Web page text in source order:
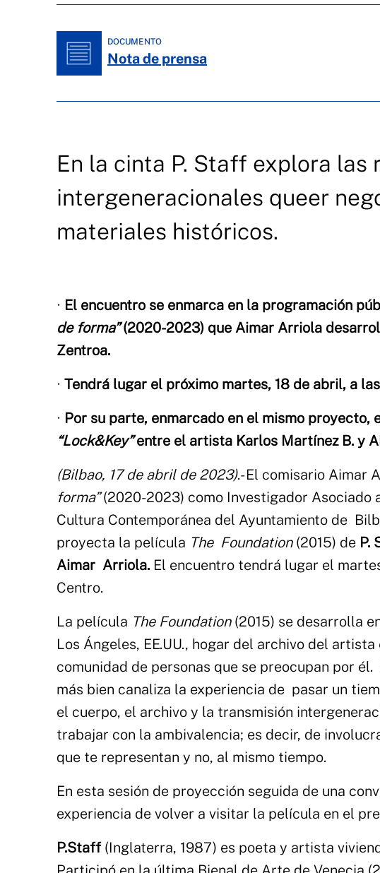
DOCUMENTO
Nota de prensa
En la cinta P. Staff explora las
intergeneracionales queer
materiales históricos.
∙ El encuentro se enmarca en la programación
de forma”(2020-2023) que Aimar Arriola
Zentroa.
∙ Tendrá lugar el próximo martes, 18 de abril, a
∙ Por su parte, enmarcado en el mismo
“Lock&Key”entre el artista Karlos Martínez B. y
(Bilbao, 17 de abril de 2023).-El comisario Aimar
forma”(2020-2023) como Investigador Asociado
Cultura Contemporánea del Ayuntamiento de
proyecta la película The Foundation (2015) de P.
Aimar Arriola. El encuentro tendrá lugar el
Centro.
La película The Foundation (2015) se desarrolla
Los Ángeles, EE.UU., hogar del archivo del
comunidad de personas que se preocupan por
más bien canaliza la experiencia de pasar un
el cuerpo, el archivo y la transmisión
trabajar con la ambivalencia; es decir, de
que te representan y no, al mismo tiempo.
En esta sesión de proyección seguida de una
experiencia de volver a visitar la película en el
P.Staff (Inglaterra, 1987) es poeta y artista